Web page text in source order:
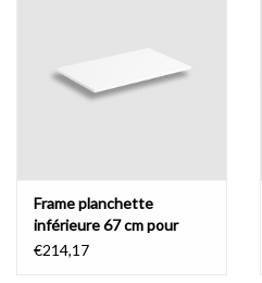
Frame planchette
inférieure 67 cm pour
(New) Wash Me
€214,17